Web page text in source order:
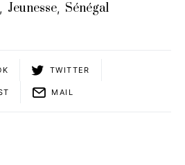
Jeunesse, Sénégal
TWITTER
MAIL